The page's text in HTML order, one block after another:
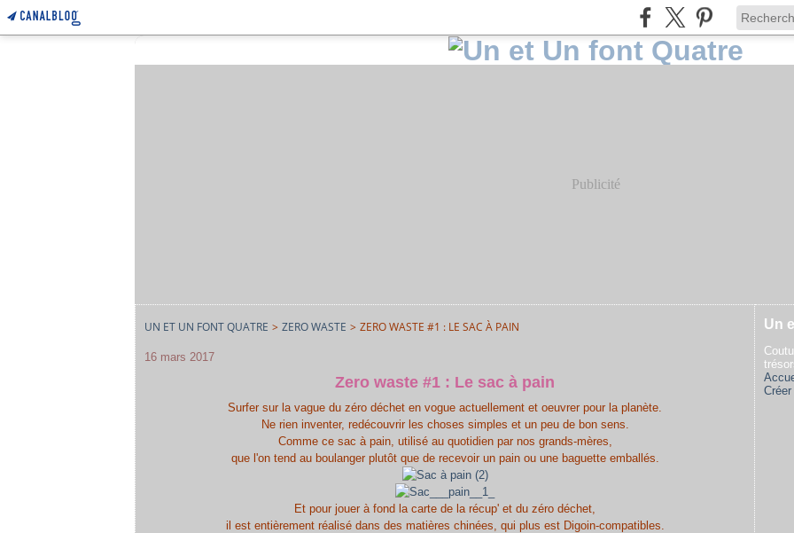
Publicité
UN ET UN FONT QUATRE > ZERO WASTE > ZERO WASTE #1 : LE SAC À PAIN
16 mars 2017
Zero waste #1 : Le sac à pain
Surfer sur la vague du zéro déchet en vogue actuellement et oeuvrer pour la planète.
Ne rien inventer, redécouvrir les choses simples et un peu de bon sens.
Comme ce sac à pain, utilisé au quotidien par nos grands-mères,
que l'on tend au boulanger plutôt que de recevoir un pain ou une baguette emballés.
Et pour jouer à fond la carte de la récup' et du zéro déchet,
il est entièrement réalisé dans des matières chinées, qui plus est Digoin-compatibles.
Un